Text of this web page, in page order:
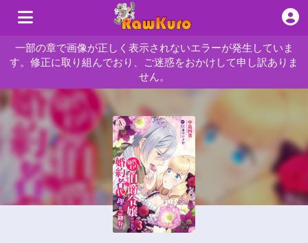
一部の章で画像が正しく表示されないエラーが発生していま
す。修正に取り組んでおり、ご迷惑をおかけして申し訳ありま
せん。